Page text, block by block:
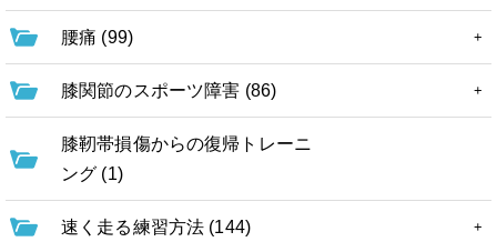
腰痛 (99)
膝関節のスポーツ障害 (86)
膝靭帯損傷からの復帰トレーニ
ング (1)
速く走る練習方法 (144)